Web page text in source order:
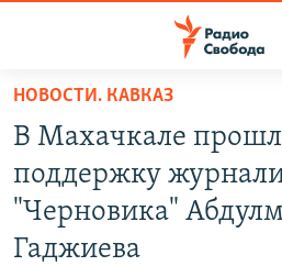
упрощенного
доступа
основному
содержанию
АВТОРСКИЕ ПРОЕКТЫ
ЦИТАТЫ СВОБОДЫ
НОВОСТИ. КАВКАЗ
В Махачкале
поддержку
"Черновика"
Гаджиева